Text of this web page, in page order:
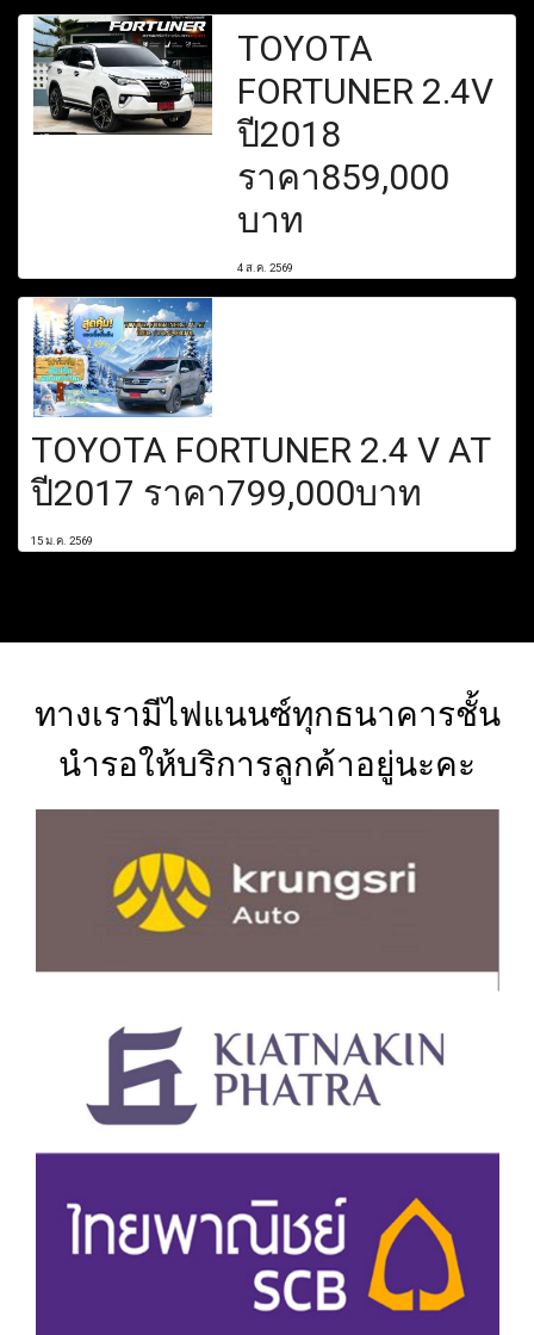
TOYOTA
FORTUNER 2.4V
ปี2018
ราคา859,000
บาท
4 ส.ค. 2569
TOYOTA FORTUNER 2.4 V AT
ปี2017 ราคา799,000บาท
15 ม.ค. 2569
ทางเรามีไฟแนนซ์ทุกธนาคารชั้น
นำรอให้บริการลูกค้าอยู่นะคะ